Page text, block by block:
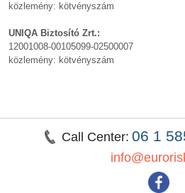
közlemény: kötvényszám
UNIQA Biztosító Zrt.:
12001008-00105099-02500007
közlemény: kötvényszám
Call Center: 06 1